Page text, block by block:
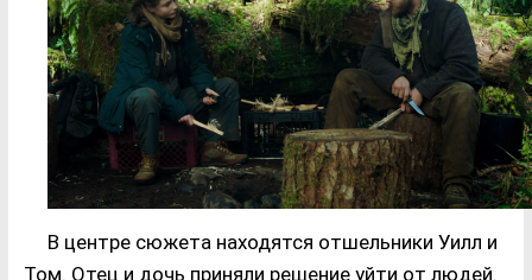
В центре сюжета находятся отшельники Уилл и
Том. Отец и дочь приняли решение уйти от людей.